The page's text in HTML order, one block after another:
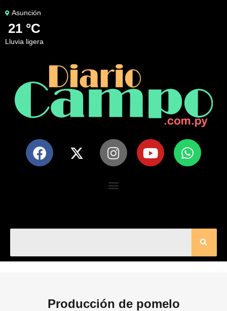
Asunción
21 °C
lluvia ligera
Producción de pomelo